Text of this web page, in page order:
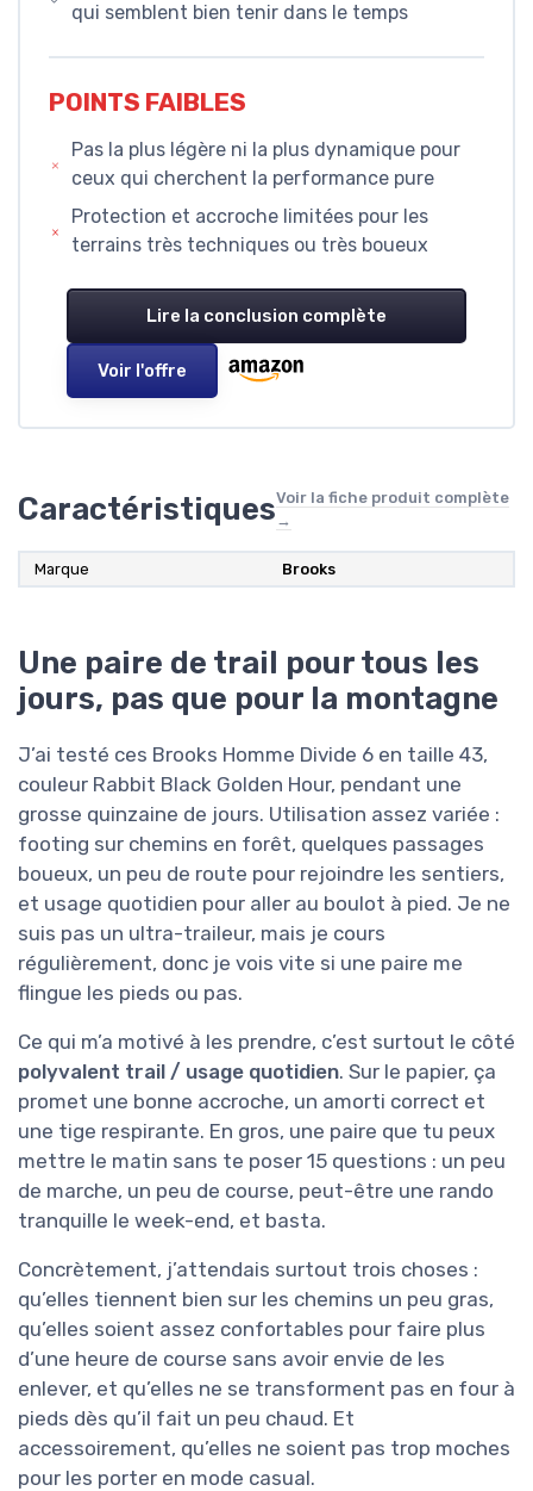
qui semblent bien tenir dans le temps
POINTS FAIBLES
Pas la plus légère ni la plus dynamique pour
ceux qui cherchent la performance pure
Protection et accroche limitées pour les
terrains très techniques ou très boueux
Lire la conclusion complète
Voir l'offre
CaractéristiquesVoir la fiche produit complète
→
Marque Brooks
Une paire de trail pour tous les
jours, pas que pour la montagne
J’ai testé ces Brooks Homme Divide 6 en taille 43,
couleur Rabbit Black Golden Hour, pendant une
grosse quinzaine de jours. Utilisation assez variée :
footing sur chemins en forêt, quelques passages
boueux, un peu de route pour rejoindre les sentiers,
et usage quotidien pour aller au boulot à pied. Je ne
suis pas un ultra-traileur, mais je cours
régulièrement, donc je vois vite si une paire me
flingue les pieds ou pas.
Ce qui m’a motivé à les prendre, c’est surtout le côté
polyvalent trail / usage quotidien. Sur le papier, ça
promet une bonne accroche, un amorti correct et
une tige respirante. En gros, une paire que tu peux
mettre le matin sans te poser 15 questions : un peu
de marche, un peu de course, peut-être une rando
tranquille le week-end, et basta.
Concrètement, j’attendais surtout trois choses :
qu’elles tiennent bien sur les chemins un peu gras,
qu’elles soient assez confortables pour faire plus
d’une heure de course sans avoir envie de les
enlever, et qu’elles ne se transforment pas en four à
pieds dès qu’il fait un peu chaud. Et
accessoirement, qu’elles ne soient pas trop moches
pour les porter en mode casual.